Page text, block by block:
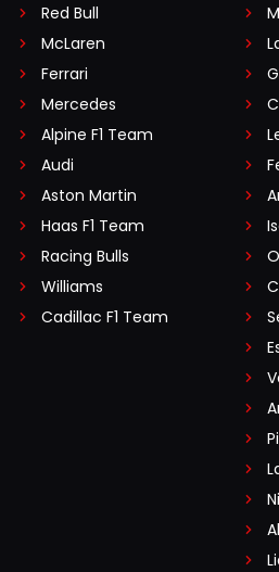
Red Bull
McLaren
Ferrari
Mercedes
Alpine F1 Team
Audi
Aston Martin
Haas F1 Team
Racing Bulls
Williams
Cadillac F1 Team